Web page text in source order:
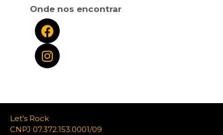
Onde nos encontrar
Let’s Rock
CNPJ 07.372.153.0001/09